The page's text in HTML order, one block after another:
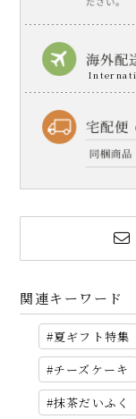
関連キーワード
夏ギフト特集
チーズケーキ
抹茶だいふく